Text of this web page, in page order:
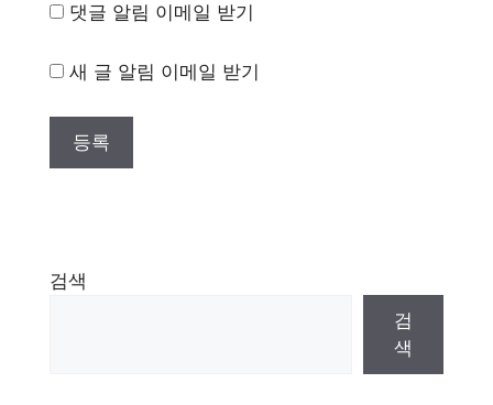
댓글 알림 이메일 받기
새 글 알림 이메일 받기
검색
검
색